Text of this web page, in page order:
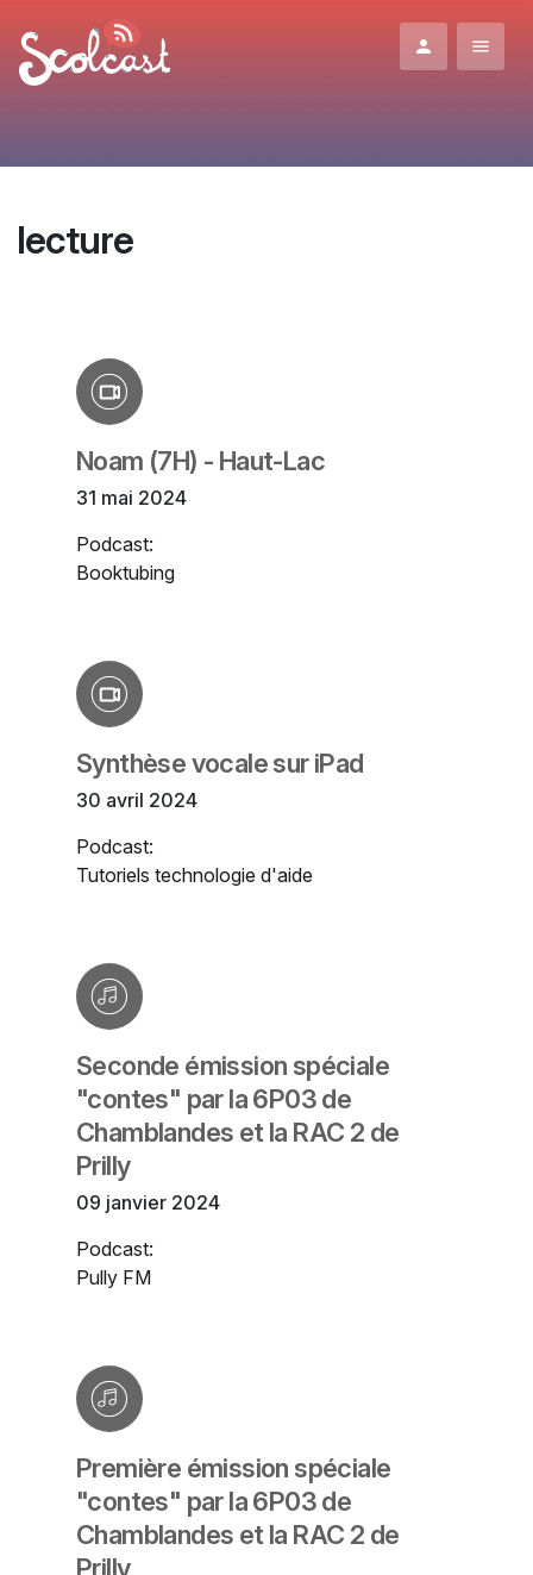
lecture
Noam (7H) - Haut-Lac
31 mai 2024
Podcast:
Booktubing
Synthèse vocale sur iPad
30 avril 2024
Podcast:
Tutoriels technologie d'aide
Seconde émission spéciale
"contes" par la 6P03 de
Chamblandes et la RAC 2 de
Prilly
09 janvier 2024
Podcast:
Pully FM
Première émission spéciale
"contes" par la 6P03 de
Chamblandes et la RAC 2 de
Prilly